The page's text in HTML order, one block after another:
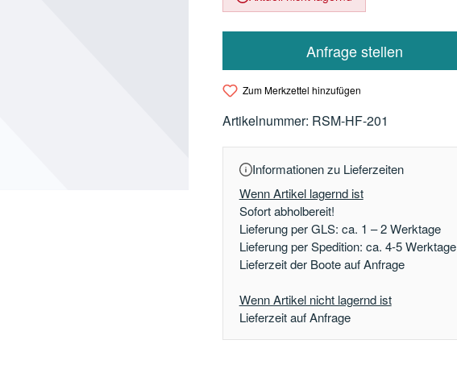
Anfrage stellen
Zum Merkzettel hinzufügen
Artikelnummer: RSM-HF-201
Informationen zu Lieferzeiten
Wenn Artikel lagernd ist
Sofort abholbereit!
Lieferung per GLS: ca. 1 – 2 Werktage
Lieferung per Spedition: ca. 4-5 Werktage
Lieferzeit der Boote auf Anfrage
Wenn Artikel nicht lagernd ist
Lieferzeit auf Anfrage